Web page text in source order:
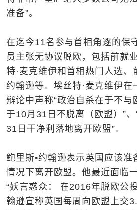
准备”。
在迄今11名参与首相角逐的保
员主张无协议脱欧，包括前就
特·麦克维伊和首相热门人选、
约翰逊等。埃丝特·麦克维伊在
辩论中声称“政治自杀在于不与
于10月31日不脱离（欧盟）”、
31日干净利落地离开欧盟”。
鲍里斯•约翰逊表示英国应该准
情况下离开欧盟。他最近面临
“妖言惑众： 在2016年脱欧公
翰逊宣称英国每周向欧盟上交